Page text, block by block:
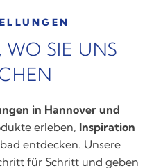
SIE UNS
in Hannover und
erleben, Inspiration
entdecken. Unsere
für Schritt und geben